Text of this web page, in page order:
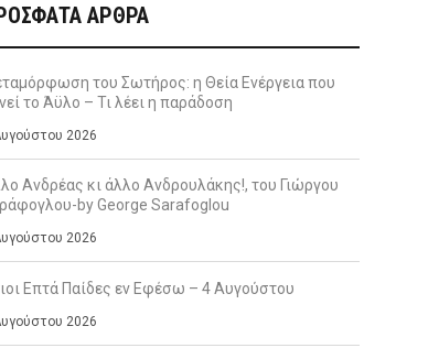
ΆΡΘΡΑ
του Σωτήρος: η Θεία Ενέργεια που
το Άϋλο – Τι λέει η παράδοση
2026
Ανδρέας κι άλλο Ανδρουλάκης!, του Γιώργου
by George Sarafoglou
2026
Επτά Παίδες εν Εφέσω – 4 Αυγούστου
2026